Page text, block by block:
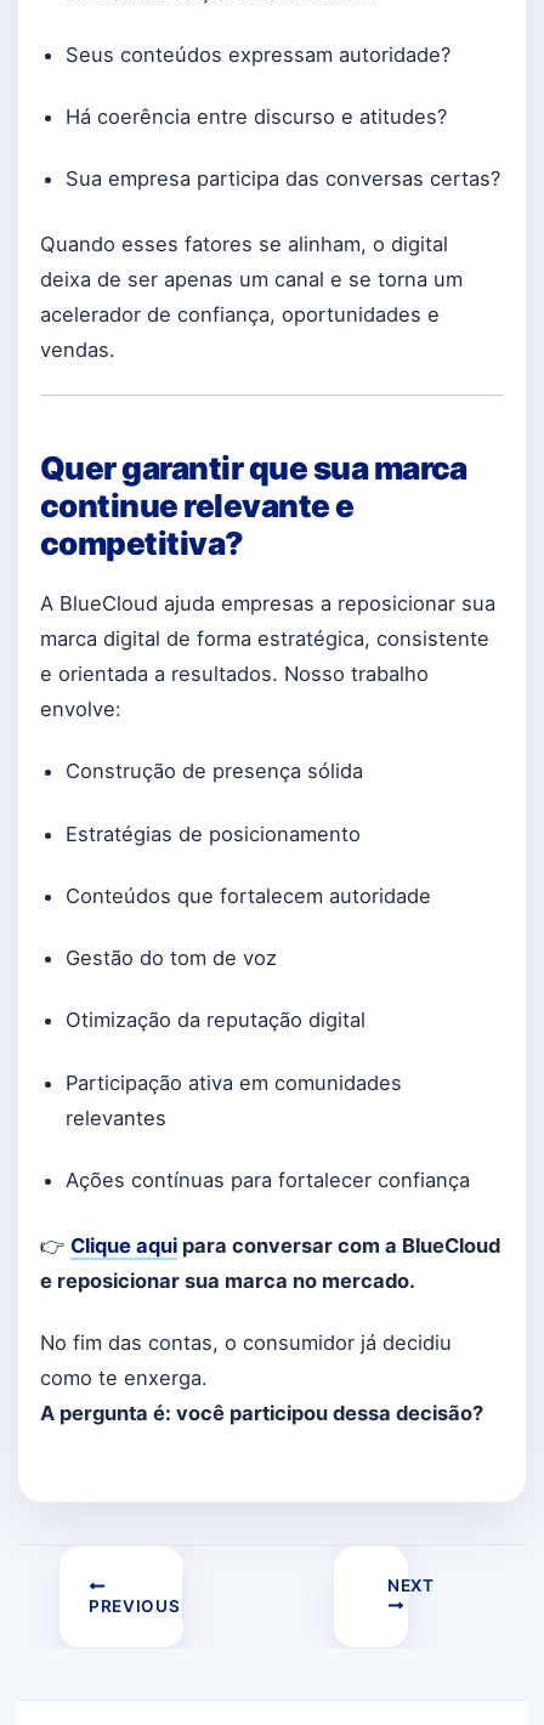
Seus conteúdos expressam autoridade?
Há coerência entre discurso e atitudes?
Sua empresa participa das conversas certas?
Quando esses fatores se alinham, o digital
deixa de ser apenas um canal e se torna um
acelerador de confiança, oportunidades e
vendas.
Quer garantir que sua marca
continue relevante e
competitiva?
A BlueCloud ajuda empresas a reposicionar sua
marca digital de forma estratégica, consistente
e orientada a resultados. Nosso trabalho
envolve:
Construção de presença sólida
Estratégias de posicionamento
Conteúdos que fortalecem autoridade
Gestão do tom de voz
Otimização da reputação digital
Participação ativa em comunidades
relevantes
Ações contínuas para fortalecer confiança
👉 Clique aqui para conversar com a BlueCloud
e reposicionar sua marca no mercado.
No fim das contas, o consumidor já decidiu
como te enxerga.
A pergunta é: você participou dessa decisão?
PREVIOUS
NEXT